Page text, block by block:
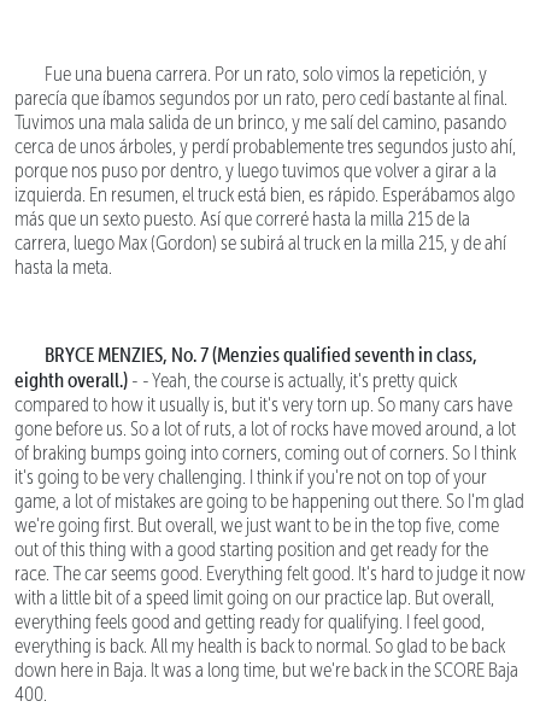
Fue una buena carrera. Por un rato, solo vimos la repetición, y
parecía que íbamos segundos por un rato, pero cedí bastante al final.
Tuvimos una mala salida de un brinco, y me salí del camino, pasando
cerca de unos árboles, y perdí probablemente tres segundos justo ahí,
porque nos puso por dentro, y luego tuvimos que volver a girar a la
izquierda. En resumen, el truck está bien, es rápido. Esperábamos algo
más que un sexto puesto. Así que correré hasta la milla 215 de la
carrera, luego Max (Gordon) se subirá al truck en la milla 215, y de ahí
hasta la meta.
BRYCE MENZIES, No. 7 (Menzies qualified seventh in class,
eighth overall.) - - Yeah, the course is actually, it's pretty quick
compared to how it usually is, but it's very torn up. So many cars have
gone before us. So a lot of ruts, a lot of rocks have moved around, a lot
of braking bumps going into corners, coming out of corners. So I think
it's going to be very challenging. I think if you're not on top of your
game, a lot of mistakes are going to be happening out there. So I'm glad
we're going first. But overall, we just want to be in the top five, come
out of this thing with a good starting position and get ready for the
race. The car seems good. Everything felt good. It's hard to judge it now
with a little bit of a speed limit going on our practice lap. But overall,
everything feels good and getting ready for qualifying. I feel good,
everything is back. All my health is back to normal. So glad to be back
down here in Baja. It was a long time, but we're back in the SCORE Baja
400.